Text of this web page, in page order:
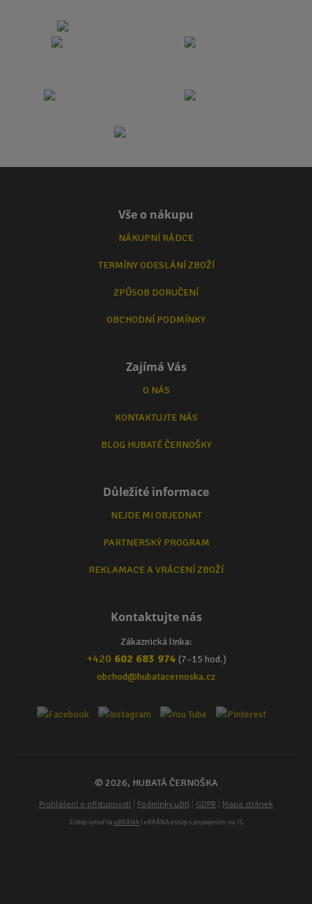
Vše o nákupu
NÁKUPNÍ RÁDCE
TERMÍNY ODESLÁNÍ ZBOŽÍ
ZPŮSOB DORUČENÍ
OBCHODNÍ PODMÍNKY
Zajímá Vás
O NÁS
KONTAKTUJTE NÁS
BLOG HUBATÉ ČERNOŠKY
Důležité informace
NEJDE MI OBJEDNAT
PARTNERSKÝ PROGRAM
REKLAMACE A VRÁCENÍ ZBOŽÍ
Kontaktujte nás
Zákaznická linka:
+420 602 683 974 (7–15 hod.)
obchod@hubatacernoska.cz
© 2026, HUBATÁ ČERNOŠKA
Prohlášení o přístupnosti Podmínky užití GDPR Mapa stránek
Eshop vytvořila eBRÁNA| eBRÁNA eshop s propojením na IS